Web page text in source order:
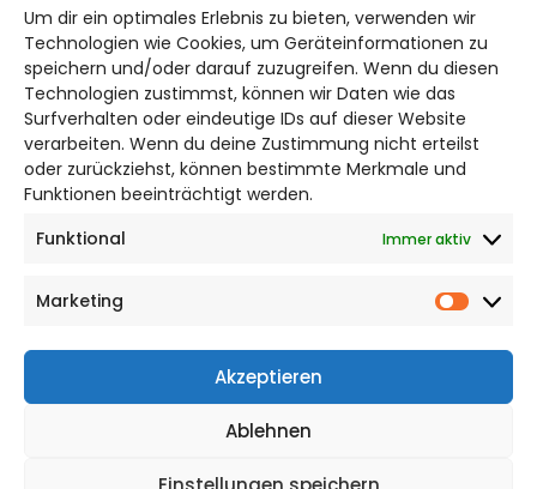
Um dir ein optimales Erlebnis zu bieten, verwenden wir
Technologien wie Cookies, um Geräteinformationen zu
speichern und/oder darauf zuzugreifen. Wenn du diesen
Technologien zustimmst, können wir Daten wie das
Surfverhalten oder eindeutige IDs auf dieser Website
verarbeiten. Wenn du deine Zustimmung nicht erteilst
oder zurückziehst, können bestimmte Merkmale und
Funktionen beeinträchtigt werden.
Funktional
Immer aktiv
Marketing
Akzeptieren
Ablehnen
Bruchtorwall 12
38100 Braunschweig
Telefon: 0531 387220 – 65
DAS STADTMAGAZIN FÜR
SALZGITTER
Impressum
Cookie Richtlinie
CITYLIFE! BEI FACEBOOK